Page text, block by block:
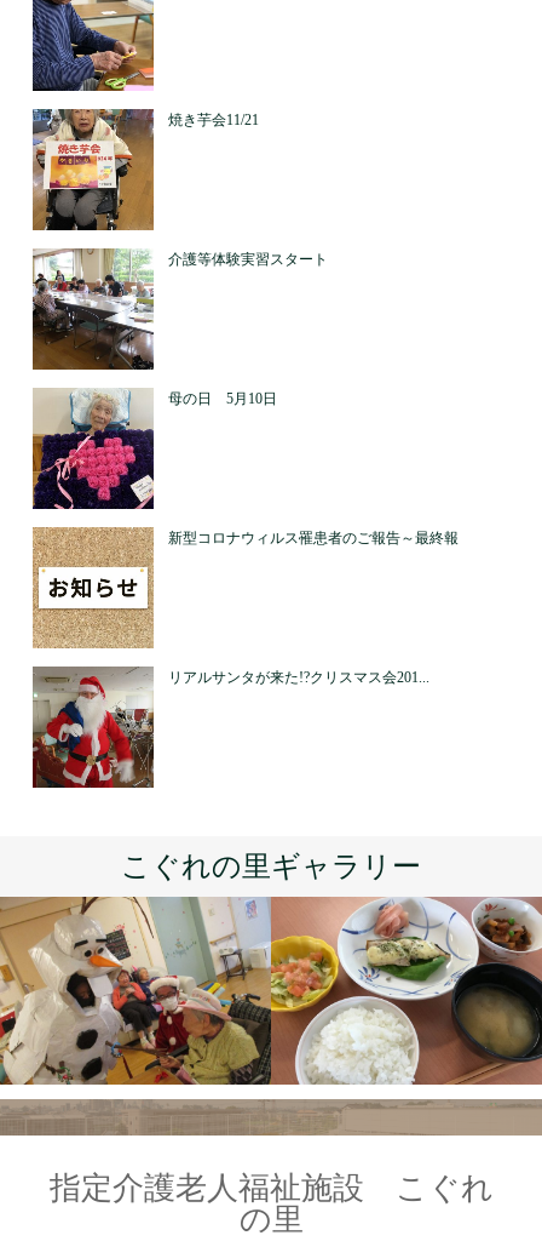
焼き芋会11/21
介護等体験実習スタート
母の日 5月10日
新型コロナウィルス罹患者のご報告～最終報
リアルサンタが来た!?クリスマス会201...
こぐれの里ギャラリー
指定介護老人福祉施設 こぐれ
の里